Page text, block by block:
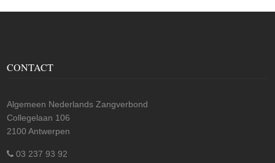
CONTACT
Algemeen Nederlands Zangverbond
Collegelaan 106
2100 Antwerpen
03 237 93 92